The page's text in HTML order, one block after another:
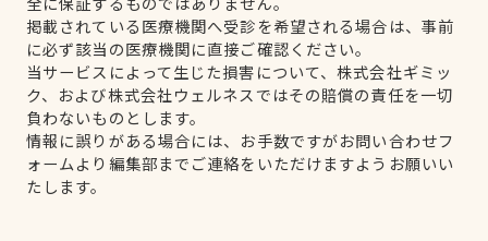
掲載されている医療機関へ受診を希望される場合は、事前
に必ず該当の医療機関に直接ご確認ください。
当サービスによって生じた損害について、株式会社ギミッ
ク、および株式会社ウェルネスではその賠償の責任を一切
負わないものとします。
情報に誤りがある場合には、お手数ですがお問い合わせフ
ォームより編集部までご連絡をいただけますようお願いい
たします。